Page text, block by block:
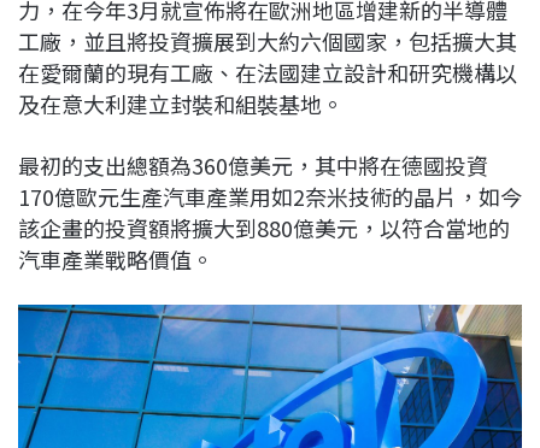
力，在今年3月就宣佈將在歐洲地區增建新的半導體
工廠，並且將投資擴展到大約六個國家，包括擴大其
在愛爾蘭的現有工廠、在法國建立設計和研究機構以
及在意大利建立封裝和組裝基地。
最初的支出總額為360億美元，其中將在德國投資
170億歐元生產汽車產業用如2奈米技術的晶片，如今
該企畫的投資額將擴大到880億美元，以符合當地的
汽車產業戰略價值。